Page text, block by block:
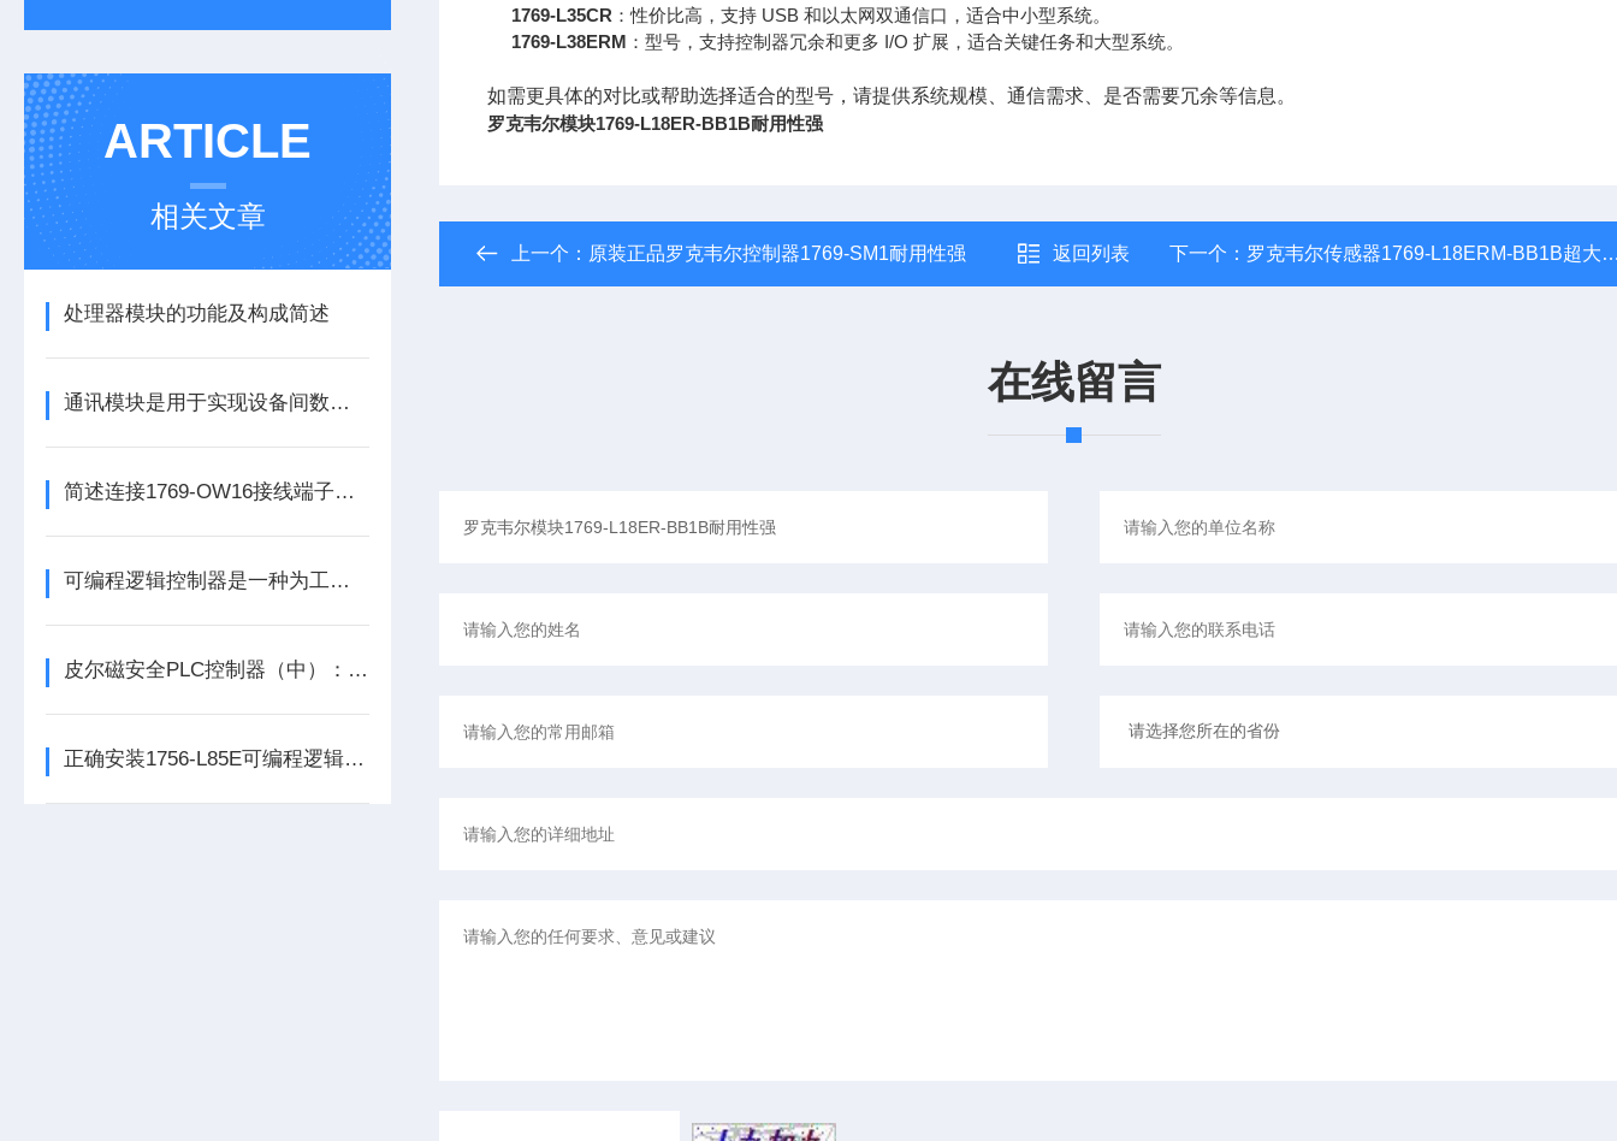
ARTICLE
相关文章
处理器模块的功能及构成简述
通讯模块是用于实现设备间数据传输与通信的集成化硬件组件
简述连接1769-OW16接线端子所需要注意的事项
可编程逻辑控制器是一种为工业环境设计的数字运算操作电子系统
皮尔磁安全PLC控制器（中）：功能与应用
正确安装1756-L85E可编程逻辑控制器能为企业节省大量的时间
1769-L35CR ：性价比高，支持 USB 和以太网双通信口，适合中小型系统。
1769-L38ERM ：型号，支持控制器冗余和更多 I/O 扩展，适合关键任务和大型系统。
如需更具体的对比或帮助选择适合的型号，请提供系统规模、通信需求、是否需要冗余等信息。
罗克韦尔模块1769-L18ER-BB1B耐用性强
上一个： 原装正品罗克韦尔控制器1769-SM1耐用性强 返回列表 下一个： 罗克韦尔传感器1769-L18ERM-BB1B超大库存
在线留言